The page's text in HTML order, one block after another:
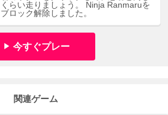
くらい走りましょう。 Ninja Ranmaruを
ブロック解除しました。
今すぐプレー
関連ゲーム